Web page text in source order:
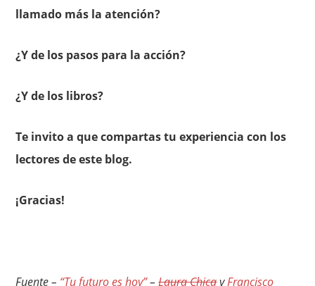
llamado más la atención?
¿Y de los pasos para la acción?
¿Y de los libros?
Te invito a que compartas tu experiencia con los
lectores de este blog.
¡Gracias!
Fuente – “Tu futuro es hoy”–Laura ChicayFrancisco